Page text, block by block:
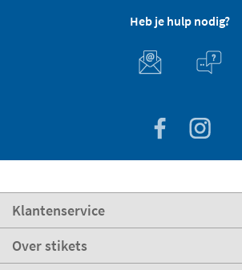
Heb je hulp nodig?
Klantenservice
Over stikets